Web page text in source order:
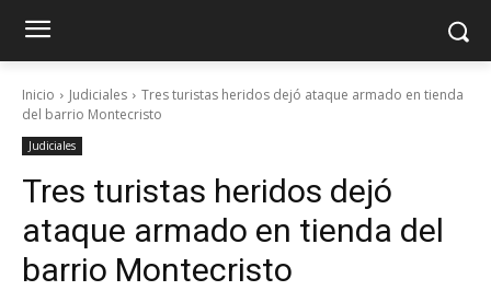
Inicio Judiciales
Tres turistas heridos dejó ataque armado en tienda
del barrio Montecristo
Judiciales
Tres turistas heridos dejó
ataque armado en tienda del
barrio Montecristo